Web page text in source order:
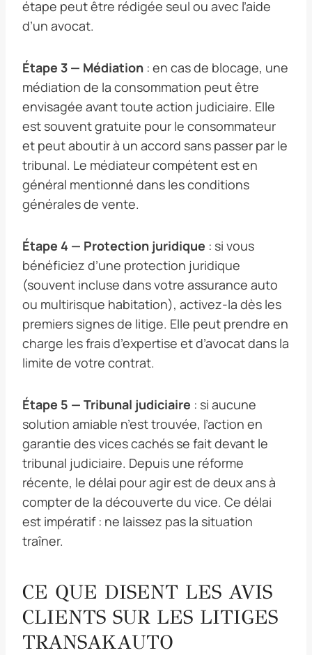
étape peut être rédigée seul ou avec l’aide
d’un avocat.
Étape 3 — Médiation : en cas de blocage, une
médiation de la consommation peut être
envisagée avant toute action judiciaire. Elle
est souvent gratuite pour le consommateur
et peut aboutir à un accord sans passer par le
tribunal. Le médiateur compétent est en
général mentionné dans les conditions
générales de vente.
Étape 4 — Protection juridique : si vous
bénéficiez d’une protection juridique
(souvent incluse dans votre assurance auto
ou multirisque habitation), activez-la dès les
premiers signes de litige. Elle peut prendre en
charge les frais d’expertise et d’avocat dans la
limite de votre contrat.
Étape 5 — Tribunal judiciaire : si aucune
solution amiable n’est trouvée, l’action en
garantie des vices cachés se fait devant le
tribunal judiciaire. Depuis une réforme
récente, le délai pour agir est de deux ans à
compter de la découverte du vice. Ce délai
est impératif : ne laissez pas la situation
traîner.
CE QUE DISENT LES AVIS
CLIENTS SUR LES LITIGES
TRANSAKAUTO